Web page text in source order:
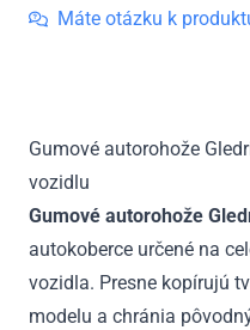
Rav4Máte otázku k
Gumové autorohože
vozidlu
Gumové autorohože
autokoberce určené na
vozidla. Presne kopírujú
modelu a chránia